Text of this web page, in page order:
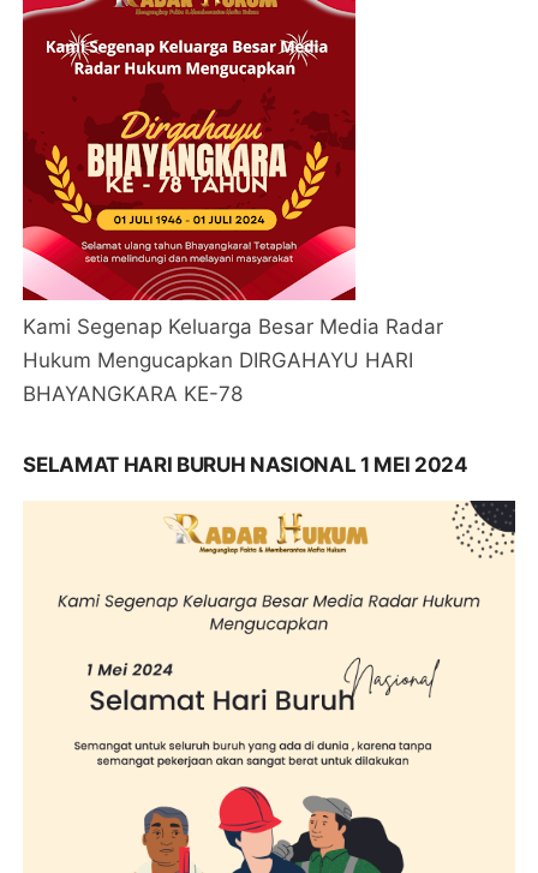
Kami Segenap Keluarga Besar Media Radar
Hukum Mengucapkan DIRGAHAYU HARI
BHAYANGKARA KE-78
SELAMAT HARI BURUH NASIONAL 1 MEI 2024